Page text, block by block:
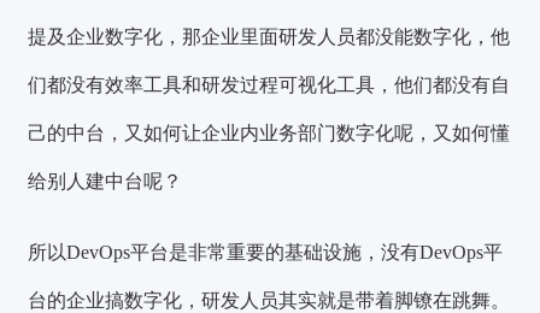
提及企业数字化，那企业里面研发人员都没能数字化，他
们都没有效率工具和研发过程可视化工具，他们都没有自
己的中台，又如何让企业内业务部门数字化呢，又如何懂
给别人建中台呢？
所以DevOps平台是非常重要的基础设施，没有DevOps平
台的企业搞数字化，研发人员其实就是带着脚镣在跳舞。